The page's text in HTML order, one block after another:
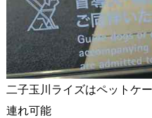
二子玉川ライズはペットケ
連れ可能